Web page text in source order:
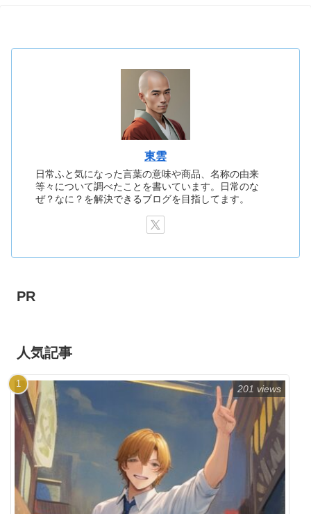
東雲
日常ふと気になった言葉の意味や商品、名称の由来
等々について調べたことを書いています。日常のな
ぜ？なに？を解決できるブログを目指してます。
PR
人気記事
201 views